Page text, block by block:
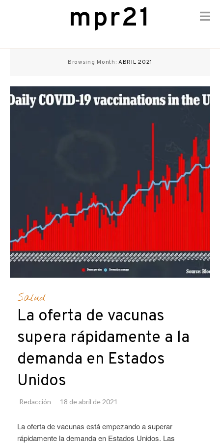
mpr21
Browsing Month:ABRIL 2021
Salud
La oferta de vacunas
supera rápidamente a la
demanda en Estados
Unidos
Redacción 18 de abril de 2021
La oferta de vacunas está empezando a superar
rápidamente la demanda en Estados Unidos. Las